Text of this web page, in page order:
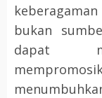
bukan
dapat